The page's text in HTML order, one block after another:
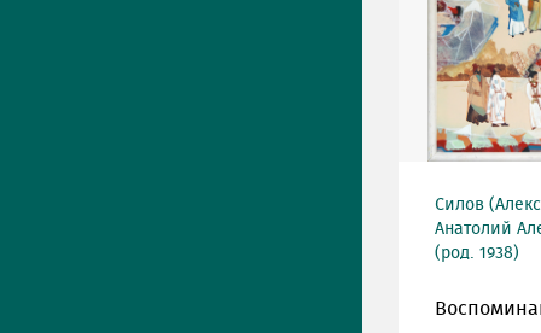
Силов
Анатолий
(род. 1938)